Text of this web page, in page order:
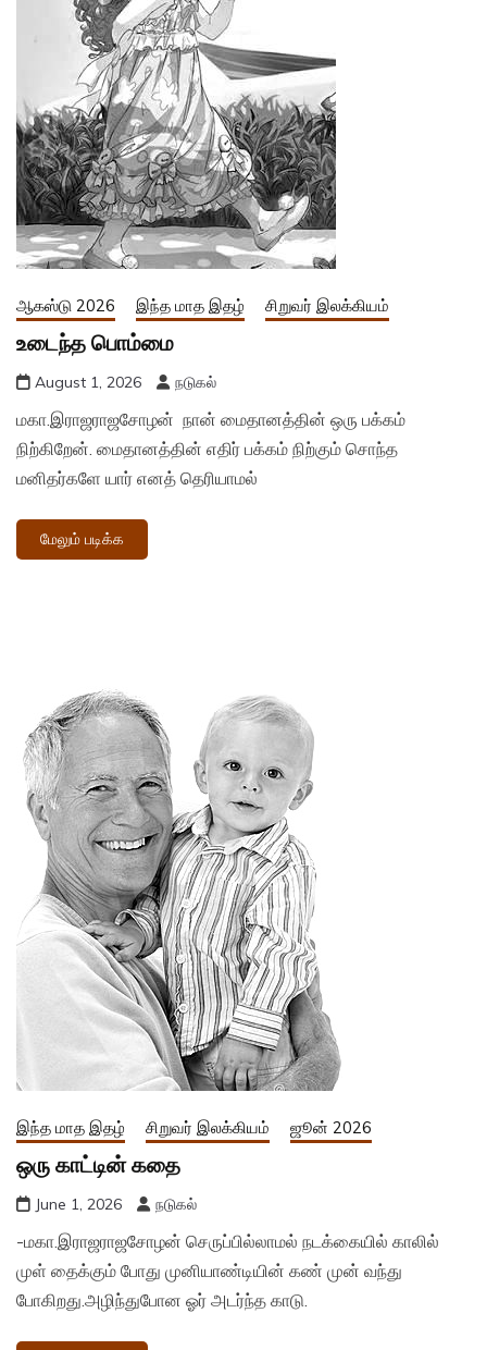
ஆகஸ்டு 2026 இந்த மாத இதழ் சிறுவர் இலக்கியம்
உடைந்த பொம்மை
August 1, 2026 நடுகல்
மகா.இராஜராஜசோழன் நான் மைதானத்தின் ஒரு பக்கம்
நிற்கிறேன். மைதானத்தின் எதிர் பக்கம் நிற்கும் சொந்த
மனிதர்களே யார் எனத் தெரியாமல்
மேலும் படிக்க
இந்த மாத இதழ் சிறுவர் இலக்கியம் ஜூன் 2026
ஒரு காட்டின் கதை
June 1, 2026 நடுகல்
-மகா.இராஜராஜசோழன் செருப்பில்லாமல் நடக்கையில் காலில்
முள் தைக்கும் போது முனியாண்டியின் கண் முன் வந்து
போகிறது.அழிந்துபோன ஓர் அடர்ந்த காடு.